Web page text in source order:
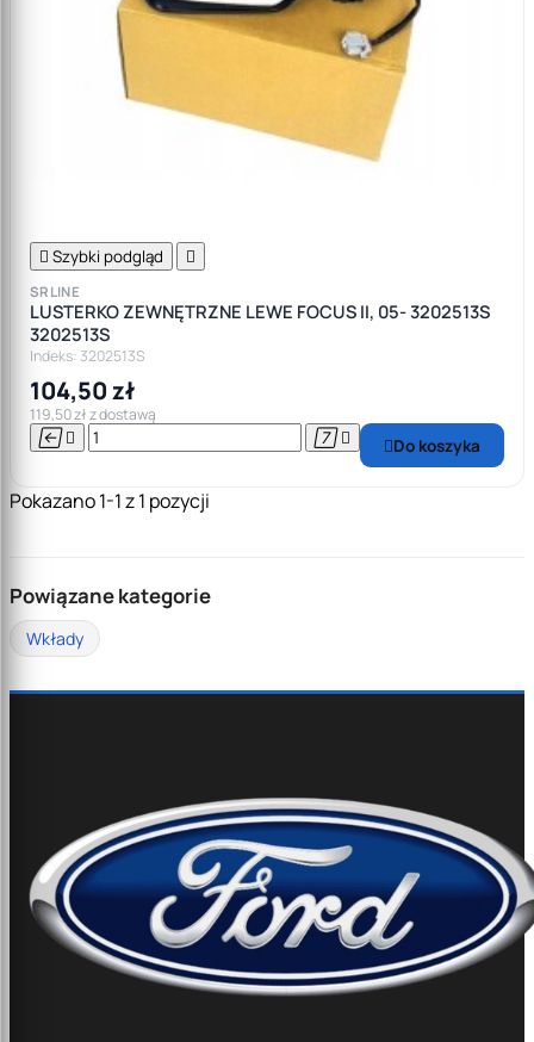
 Szybki podgląd 
SRLINE
LUSTERKO ZEWNĘTRZNE LEWE FOCUS II, 05- 3202513S
3202513S
Indeks: 3202513S
104,50 zł
119,50 zł z dostawą
    Do koszyka
Pokazano 1-1 z 1 pozycji
Powiązane kategorie
Wkłady